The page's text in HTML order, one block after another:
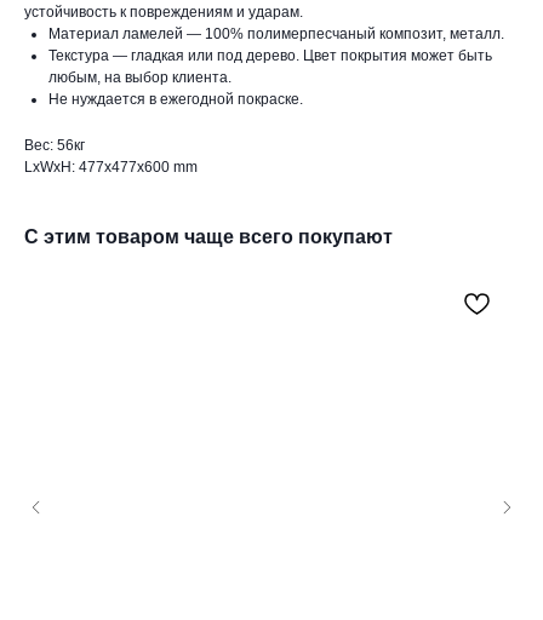
устойчивость к повреждениям и ударам.
Материал ламелей — 100% полимерпесчаный композит, металл.
Текстура — гладкая или под дерево. Цвет покрытия может быть
любым, на выбор клиента.
Не нуждается в ежегодной покраске.
Вес: 56кг
LxWxH: 477x477x600 mm
С этим товаром чаще всего покупают